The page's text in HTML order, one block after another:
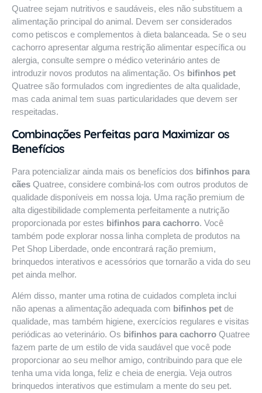
Quatree sejam nutritivos e saudáveis, eles não substituem a
alimentação principal do animal. Devem ser considerados
como petiscos e complementos à dieta balanceada. Se o seu
cachorro apresentar alguma restrição alimentar específica ou
alergia, consulte sempre o médico veterinário antes de
introduzir novos produtos na alimentação. Os bifinhos pet
Quatree são formulados com ingredientes de alta qualidade,
mas cada animal tem suas particularidades que devem ser
respeitadas.
Combinações Perfeitas para Maximizar os
Benefícios
Para potencializar ainda mais os benefícios dos bifinhos para
cães Quatree, considere combiná-los com outros produtos de
qualidade disponíveis em nossa loja. Uma ração premium de
alta digestibilidade complementa perfeitamente a nutrição
proporcionada por estes bifinhos para cachorro. Você
também pode explorar nossa linha completa de produtos na
Pet Shop Liberdade, onde encontrará ração premium,
brinquedos interativos e acessórios que tornarão a vida do seu
pet ainda melhor.
Além disso, manter uma rotina de cuidados completa inclui
não apenas a alimentação adequada com bifinhos pet de
qualidade, mas também higiene, exercícios regulares e visitas
periódicas ao veterinário. Os bifinhos para cachorro Quatree
fazem parte de um estilo de vida saudável que você pode
proporcionar ao seu melhor amigo, contribuindo para que ele
tenha uma vida longa, feliz e cheia de energia. Veja outros
brinquedos interativos que estimulam a mente do seu pet.